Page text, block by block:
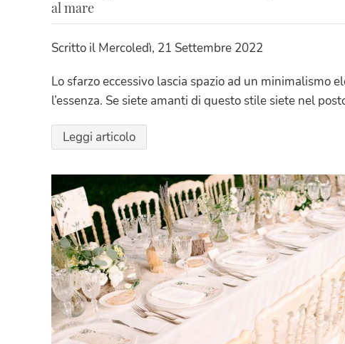
al mare
Scritto il Mercoledì, 21 Settembre 2022
Lo sfarzo eccessivo lascia spazio ad un minimalismo
l’essenza. Se siete amanti di questo stile siete nel
Leggi articolo